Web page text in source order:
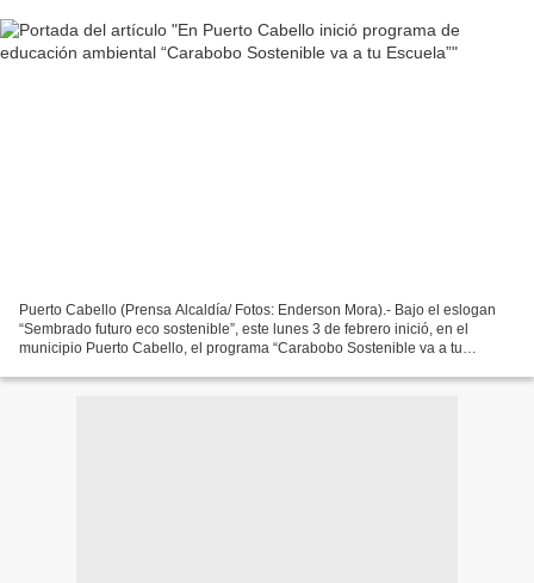
Puerto Cabello (Prensa Alcaldía/ Fotos: Enderson Mora).- Bajo el eslogan
“Sembrado futuro eco sostenible”, este lunes 3 de febrero inició, en el
municipio Puerto Cabello, el programa “Carabobo Sostenible va a tu